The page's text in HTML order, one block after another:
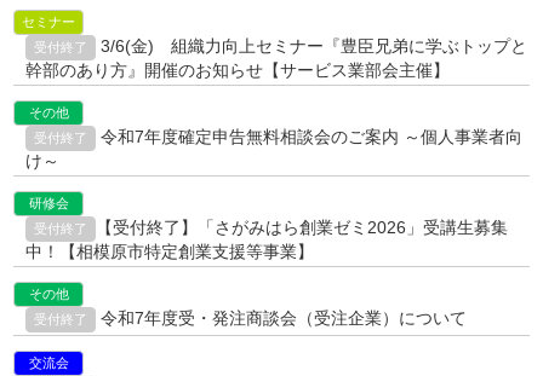
セミナー
受付終了
3/6(金) 組織力向上セミナー『豊臣兄弟に学ぶトップと
幹部のあり方』開催のお知らせ【サービス業部会主催】
その他
受付終了
令和7年度確定申告無料相談会のご案内 ～個人事業者向
け～
研修会
受付終了
【受付終了】「さがみはら創業ゼミ2026」受講生募集
中！【相模原市特定創業支援等事業】
その他
受付終了
令和7年度受・発注商談会（受注企業）について
交流会